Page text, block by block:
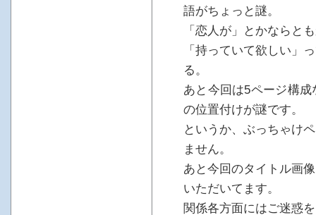
語がちょっと謎。
「恋人が」とかならと
「持っていて欲しい」
る。
あと今回は5ページ構
の位置付けが謎です。
というか、ぶっちゃけ
ません。
あと今回のタイトル画
いただいてます。
関係各方面にはご迷惑